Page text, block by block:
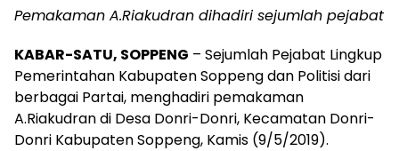
Pemakaman A.Riakudran dihadiri sejumlah pejabat
KABAR-SATU, SOPPENG – Sejumlah Pejabat Lingkup
Pemerintahan Kabupaten Soppeng dan Politisi dari
berbagai Partai, menghadiri pemakaman
A.Riakudran di Desa Donri-Donri, Kecamatan Donri-
Donri Kabupaten Soppeng, Kamis (9/5/2019).